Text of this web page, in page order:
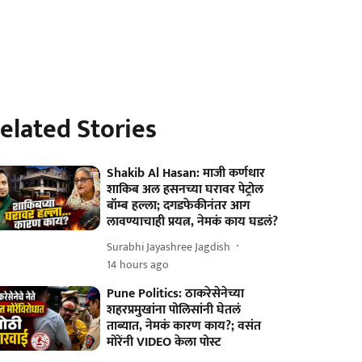
Stories
Shakib Al Hasan: माजी कर्णधार
शाकिब अल हसनच्या घरावर पेट्रोल
बॉम्ब हल्ला; दगडफेकीनंतर आग
लावण्याचाही प्रयत्न, नेमकं काय घडलं?
Surabhi Jayashree Jagdish
14 hours ago
Pune Politics: ठाकरेसेनेच्या
शहरप्रमुखांना पोलिसांनी घेतलं
ताब्यात, नेमकं कारण काय?; वसंत
मोरेंनी VIDEO केला पोस्ट